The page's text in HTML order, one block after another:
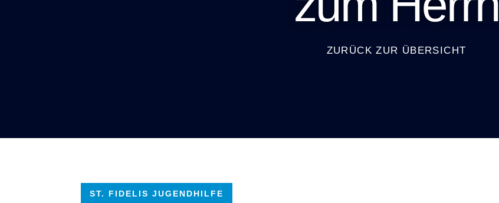
ZURÜCK ZUR ÜBERSICHT
ST. FIDELIS JUGENDHILFE